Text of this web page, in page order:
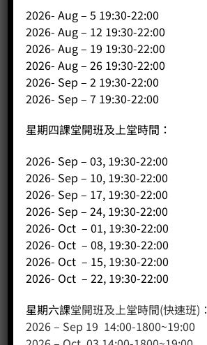
客戶服務
聯絡我們
網站地圖
友站連結
產品分類
咖啡課程
咖啡種類
咖啡機
咖啡器具
WPM咖啡系列
奶茶
2026- Aug – 5 19:30-22:00
2026- Aug – 12 19:30-22:00
2026- Aug – 19 19:30-22:00
2026- Aug – 26 19:30-22:00
2026- Sep – 2 19:30-22:00
2026- Sep – 7 19:30-22:00
星期四課堂開班及上堂時間：
2026- Sep – 03, 19:30-22:00
2026- Sep – 10, 19:30-22:00
2026- Sep – 17, 19:30-22:00
2026- Sep – 24, 19:30-22:00
2026- Oct – 01, 19:30-22:00
2026- Oct – 08, 19:30-22:00
2026- Oct – 15, 19:30-22:00
2026- Oct – 22, 19:30-22:00
星期六課堂開班及上堂時間(快速班)：
2026 – Sep 19 14:00-1800~19:00